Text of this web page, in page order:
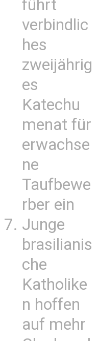
führt
verbindlic
hes
zweijährig
es
Katechu
menat für
erwachse
ne
Taufbewe
rber ein
Junge
brasilianis
che
Katholike
n hoffen
auf mehr